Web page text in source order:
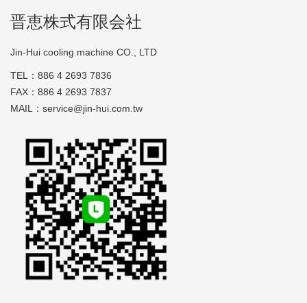
晋恵株式有限会社
Jin-Hui cooling machine CO., LTD
TEL：886 4 2693 7836
FAX：886 4 2693 7837
MAIL：service@jin-hui.com.tw